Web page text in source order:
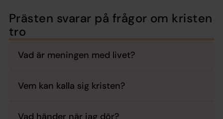
Prästen svarar på frågor om kristen
tro
Vad är meningen med livet?
Vem kan kalla sig kristen?
Vad händer när jag dör?